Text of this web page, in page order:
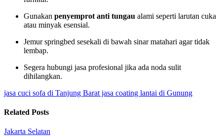
Gunakan penyemprot anti tungau alami seperti larutan cuka
atau minyak esensial.
Jemur springbed sesekali di bawah sinar matahari agar tidak
lembap.
Segera hubungi jasa profesional jika ada noda sulit
dihilangkan.
jasa cuci sofa di Tanjung Barat jasa coating lantai di Gunung
Related Posts
Jakarta Selatan